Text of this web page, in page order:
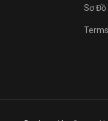
Sơ Đồ